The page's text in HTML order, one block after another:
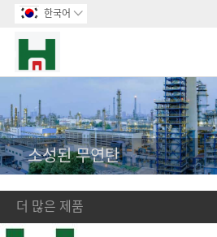
한국어 
소성된 무연탄
더 많은 제품